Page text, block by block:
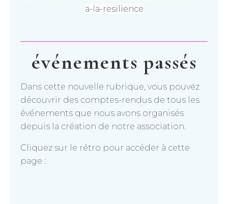
a-la-resilience
événements passés
Dans cette nouvelle rubrique, vous pouvez
découvrir des comptes-rendus de tous les
événements que nous avons organisés
depuis la création de notre association.
Cliquez sur le rétro pour accéder à cette
page :